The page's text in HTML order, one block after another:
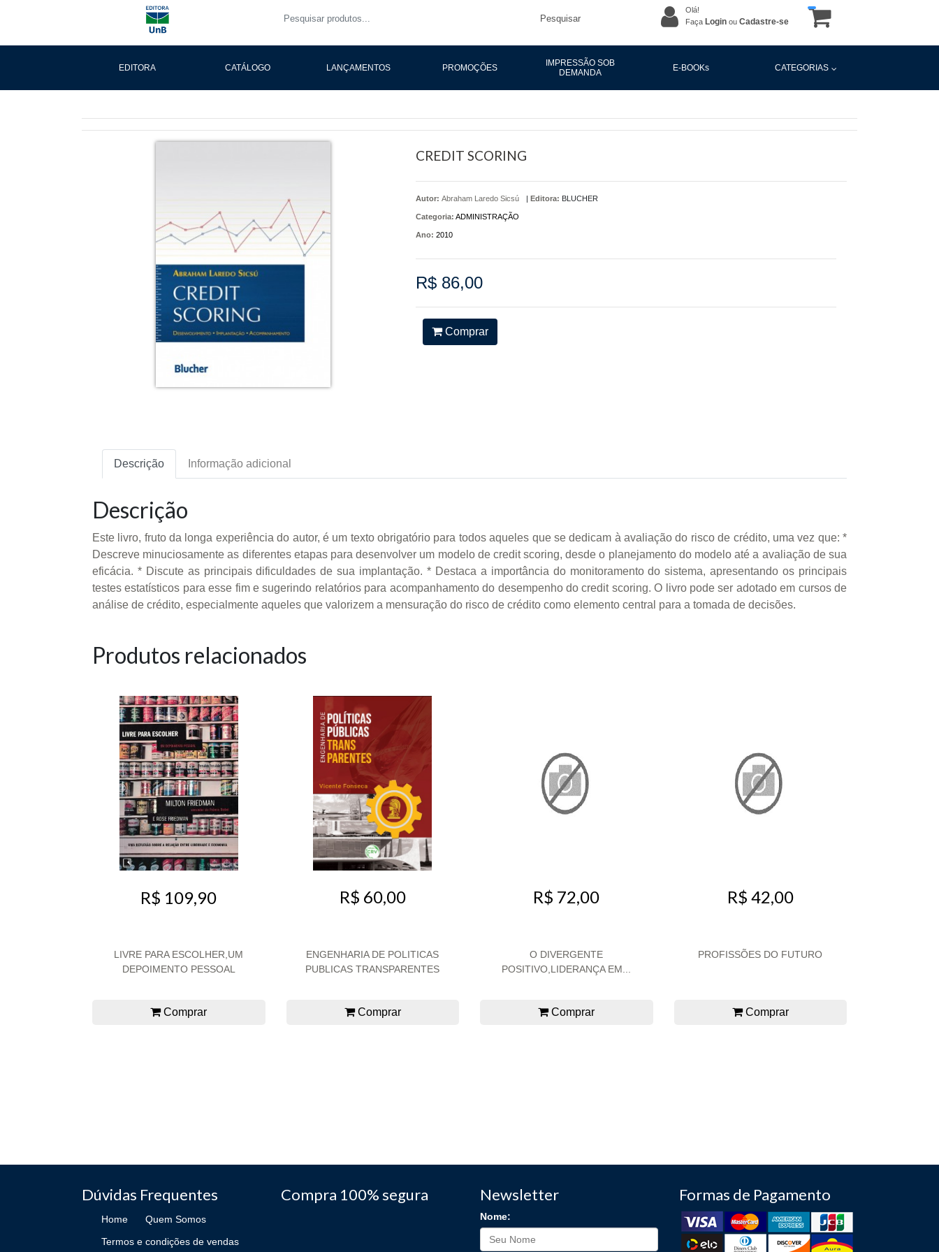
Pesquisar
Olá!
Faça Login ou Cadastre-se
EDITORA CATÁLOGO LANÇAMENTOS PROMOÇÕES
IMPRESSÃO SOB
DEMANDA
E-BOOKs CATEGORIAS
CREDIT SCORING
Autor: Abraham Laredo Sicsú | Editora: BLUCHER
Categoria: ADMINISTRAÇÃO
Ano: 2010
R$ 86,00
Comprar
Descrição Informação adicional
Descrição
Este livro, fruto da longa experiência do autor, é um texto obrigatório para todos aqueles que se dedicam à avaliação do risco de crédito, uma vez que: *
Descreve minuciosamente as diferentes etapas para desenvolver um modelo de credit scoring, desde o planejamento do modelo até a avaliação de sua
eficácia. * Discute as principais dificuldades de sua implantação. * Destaca a importância do monitoramento do sistema, apresentando os principais
testes estatísticos para esse fim e sugerindo relatórios para acompanhamento do desempenho do credit scoring. O livro pode ser adotado em cursos de
análise de crédito, especialmente aqueles que valorizem a mensuração do risco de crédito como elemento central para a tomada de decisões.
Produtos relacionados
R$ 109,90
LIVRE PARA ESCOLHER,UM
DEPOIMENTO PESSOAL
Comprar
R$ 60,00
ENGENHARIA DE POLITICAS
PUBLICAS TRANSPARENTES
Comprar
R$ 72,00
O DIVERGENTE
POSITIVO,LIDERANÇA EM...
Comprar
R$ 42,00
PROFISSÕES DO FUTURO
Comprar
Dúvidas Frequentes
Home Quem Somos
Termos e condições de vendas
Compra 100% segura Newsletter
Nome:
Formas de Pagamento